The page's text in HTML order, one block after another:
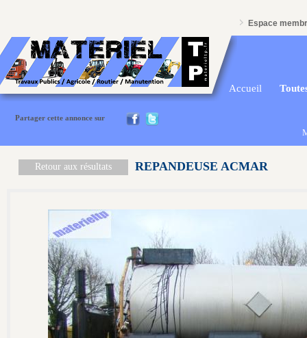
Espace
Accueil
Partager cette annonce sur
Retour aux résultats REPANDEUSE ACMAR